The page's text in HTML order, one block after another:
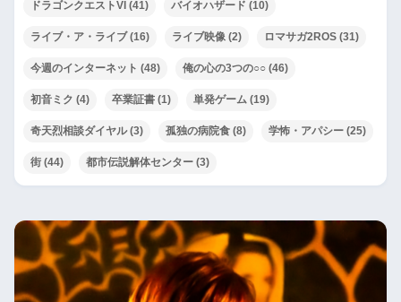
ドラゴンクエストVI (41) バイオハザード (10)
ライブ・ア・ライブ(16) ライブ映像 (2) ロマサガ2ROS (31)
今週のインターネット (48) 俺の心の3つの○○ (46)
初音ミク (4) 卒業証書 (1) 単発ゲーム (19)
奇天烈相談ダイヤル(3) 孤独の病院食 (8) 学怖・アパシー (25)
街 (44) 都市伝説解体センター (3)